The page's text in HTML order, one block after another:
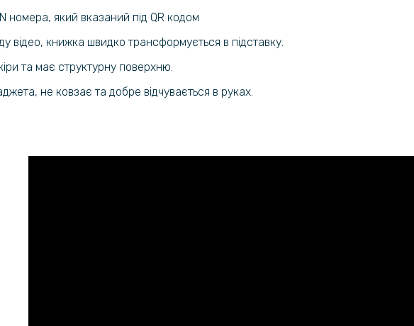
номера, який вказаний під QR кодом
відео, книжка швидко трансформується в підставку.
та має структурну поверхню.
не ковзає та добре відчувається в руках.